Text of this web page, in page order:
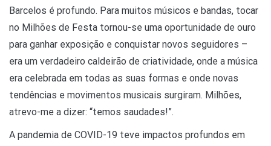
Barcelos é profundo. Para muitos músicos e bandas, tocar
no Milhões de Festa tornou-se uma oportunidade de ouro
para ganhar exposição e conquistar novos seguidores –
era um verdadeiro caldeirão de criatividade, onde a música
era celebrada em todas as suas formas e onde novas
tendências e movimentos musicais surgiram. Milhões,
atrevo-me a dizer: “temos saudades!”.
A pandemia de COVID-19 teve impactos profundos em